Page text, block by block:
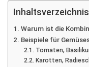
Warum ist die
Beispiele für
Tomaten,
Karotten,